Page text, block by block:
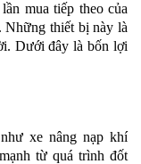
mua tiếp theo của
Những thiết bị này là
Dưới đây là bốn lợi
xe nâng nạp khí
từ quá trình đốt